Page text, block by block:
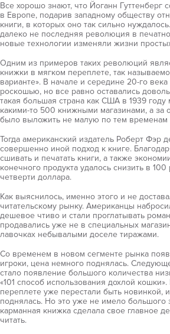
Все хорошо знают, что Йоганн
в Европе, подарив западному обществу
книги, в которых оно так сильно
далеко не последняя революция в
новые технологии изменяли жизни
Одним из примеров таких революций
книжки в мягком переплете, так
варианте». В начале и середине 20-го
роскошью, но все равно оставались
такая большая страна как США в 1939 году
какими-то 500 книжными магазинами, а за
было выложить не малую по тем временам
Тогда американский издатель Роберт Фэр
совершенно иной подход к книге.
сшивать и печатать книги, а также
конечного продукта удалось снизить в 100
четверти доллара.
Как выяснилось, именно этого и не
читательскому рынку. Американцы
дешевое чтиво и стали проглатывать
продавались уже не в специальных
лавочках небывалыми доселе тиражами.
Со временем в новом сегменте рынка
игроки, цена немного поднялась.
стало появление большого количества
«101 способ использования дохлой
переплете уже перестали быть новинкой,
поднялась. Но это уже не имело большого
карманная книжка сделала свое главное
читать.